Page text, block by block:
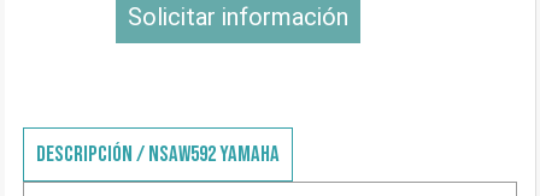
Solicitar información
DESCRIPCIÓN / NSAW592 YAMAHA